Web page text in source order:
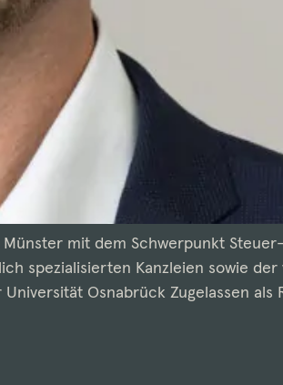
mit dem Schwerpunkt
spezialisierten Kanzleien sowie
Osnabrück Zugelassen als